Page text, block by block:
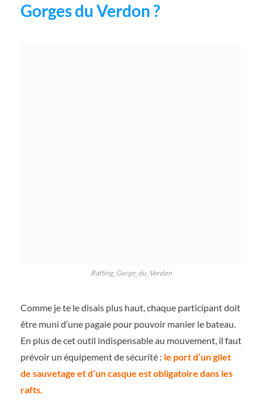
Gorges du Verdon ?
Rafting_Gorge_du_Verdon
Comme je te le disais plus haut, chaque participant doit
être muni d’une pagaie pour pouvoir manier le bateau.
En plus de cet outil indispensable au mouvement, il faut
prévoir un équipement de sécurité : le port d’un gilet
de sauvetage et d’un casque est obligatoire dans les
rafts.